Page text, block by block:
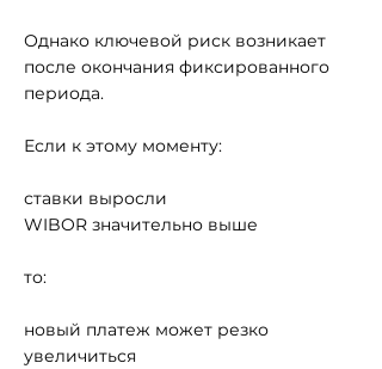
Однако ключевой риск возникает
после окончания фиксированного
периода.
Если к этому моменту:
ставки выросли
WIBOR значительно выше
то:
новый платеж может резко
увеличиться